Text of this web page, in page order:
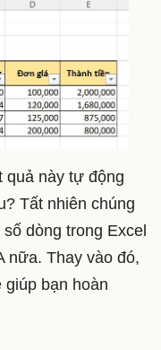
quả này tự động
Tất nhiên chúng
dòng trong Excel
nữa. Thay vào đó,
giúp bạn hoàn